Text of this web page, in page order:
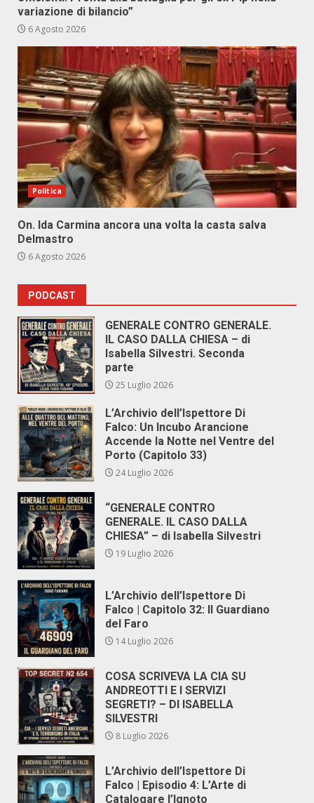
variazione di bilancio”
6 Agosto 2026
Politica
On. Ida Carmina ancora una volta la casta salva
Delmastro
6 Agosto 2026
PODCAST
GENERALE CONTRO GENERALE.
IL CASO DALLA CHIESA – di
Isabella Silvestri. Seconda
parte
25 Luglio 2026
L’Archivio dell’Ispettore Di
Falco: Un Incubo Arancione
Accende la Notte nel Ventre del
Porto (Capitolo 33)
24 Luglio 2026
“GENERALE CONTRO
GENERALE. IL CASO DALLA
CHIESA” – di Isabella Silvestri
19 Luglio 2026
L’Archivio dell’Ispettore Di
Falco | Capitolo 32: Il Guardiano
del Faro
14 Luglio 2026
COSA SCRIVEVA LA CIA SU
ANDREOTTI E I SERVIZI
SEGRETI? – DI ISABELLA
SILVESTRI
8 Luglio 2026
L’Archivio dell’Ispettore Di
Falco | Episodio 4: L’Arte di
Catalogare l’Ignoto